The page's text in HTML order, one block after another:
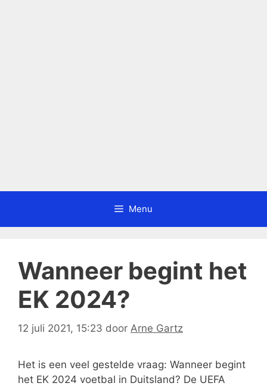
Menu
Wanneer begint het
EK 2024?
12 juli 2021, 15:23 door Arne Gartz
Het is een veel gestelde vraag: Wanneer begint
het EK 2024 voetbal in Duitsland? De UEFA